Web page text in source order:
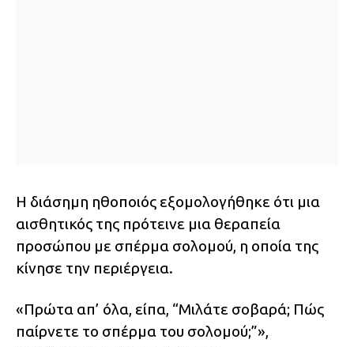
Η διάσημη ηθοποιός εξομολογήθηκε ότι μια
αισθητικός της πρότεινε μια θεραπεία
προσώπου με σπέρμα σολομού, η οποία της
κίνησε την περιέργεια.
«Πρώτα απ’ όλα, είπα, “Μιλάτε σοβαρά; Πώς
παίρνετε το σπέρμα του σολομού;”»,